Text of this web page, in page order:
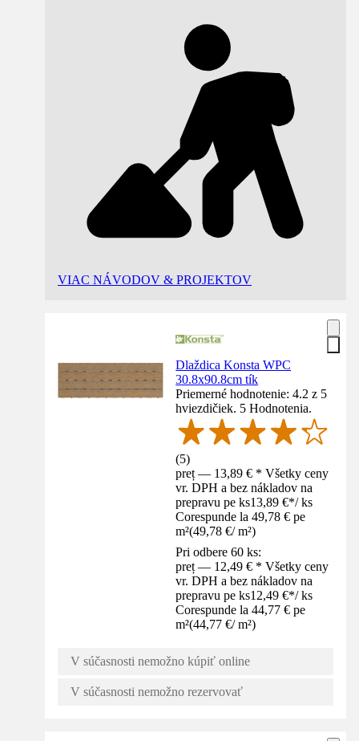
VIAC NÁVODOV & PROJEKTOV
Dlaždica Konsta WPC
30.8x90.8cm tík
Priemerné hodnotenie: 4.2 z 5
hviezdičiek. 5 Hodnotenia.
(5)
preț — 13,89 € * Všetky ceny
vr. DPH a bez nákladov na
prepravu pe ks13,89 €*/ ks
Corespunde la 49,78 € pe
m²(49,78 €/ m²)
Pri odbere 60 ks:
preț — 12,49 € * Všetky ceny
vr. DPH a bez nákladov na
prepravu pe ks12,49 €*/ ks
Corespunde la 44,77 € pe
m²(44,77 €/ m²)
V súčasnosti nemožno kúpiť online
V súčasnosti nemožno rezervovať